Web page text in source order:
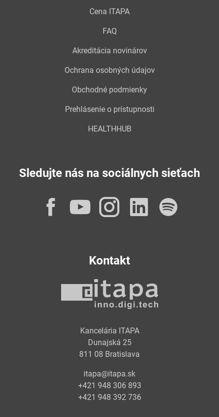
Cena ITAPA
FAQ
Akreditácia novinárov
Ochrana osobných údajov
Obchodné podmienky
Prehlásenie o prístupnosti
HEALTHHUB
Sledujte nás na sociálnych sieťach
Facebook
YouTube
Instagram
Kontakt
Kancelária ITAPA
Dunajská 25
811 08 Bratislava
itapa@itapa.sk
+421 948 306 893
+421 948 392 736